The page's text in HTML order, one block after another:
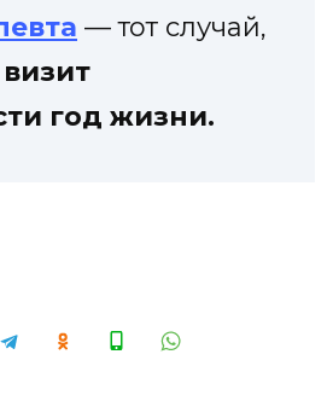
— тот случай,
год жизни.